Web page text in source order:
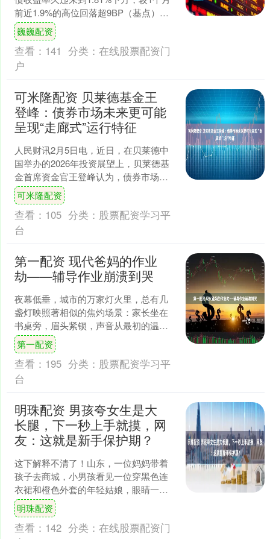
前近1.9%的高位回落超9BP（基点）；
30年期国债收益率近日也在缓慢下行当
中。 ....
巍巍配资
查看： 141 分类： 在线股票配资门
户
可米隆配资 贝莱德基金王
登峰：债券市场未来更可能
呈现“走廊式”运行特征
人民财讯2月5日电，近日，在贝莱德中
国举办的2026年投资展望上，贝莱德基
金首席资金官王登峰认为，债券市场未
来更可能呈现“走廊式”运行特征，即上有
顶、下有底。上....
可米隆配资
查看： 105 分类： 股票配资学习平
台
第一配资 现代爸妈的作业
劫——辅导作业崩溃到哭
夜幕低垂，城市的万家灯火里，总有几
盏灯映照著相似的焦灼场景：家长坐在
书桌旁，眉头紧锁，声音从最初的温柔
耐心，逐渐拔高到压抑的低吼，最后可
能是一声无奈的叹息，或是....
第一配资
查看： 195 分类： 股票配资学习平
台
明珠配资 男孩夸女生是大
长腿，下一秒上手就摸，网
友：这就是新手保护期？
这下解释不清了！山东，一位妈妈带着
孩子去商城，小男孩看见一位穿黑色连
衣裙和橙色外套的年轻姑娘，眼睛一
亮，仰头就说：姐姐真好看，是大长腿
年轻姑娘被孩子天真的夸奖....
明珠配资
查看： 142 分类： 在线股票配资门